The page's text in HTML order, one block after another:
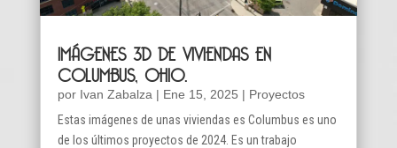
IMÁGENES 3D DE VIVIENDAS EN
COLUMBUS, OHIO.
por Ivan Zabalza | Ene 15, 2025 | Proyectos
Estas imágenes de unas viviendas es Columbus es uno
de los últimos proyectos de 2024. Es un trabajo